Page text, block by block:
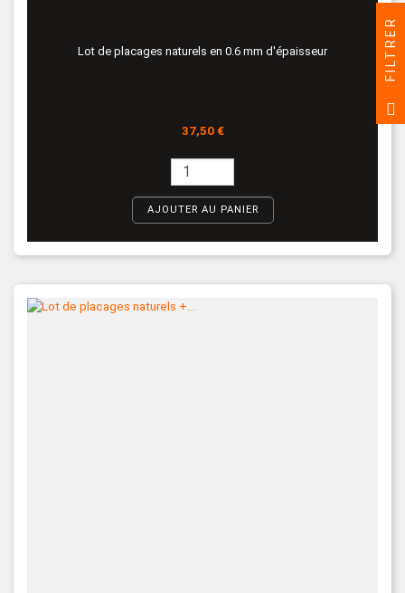
Lot de placages naturels en 0.6 mm d'épaisseur
Prix
37,50 €
AJOUTER AU PANIER
FILTRER